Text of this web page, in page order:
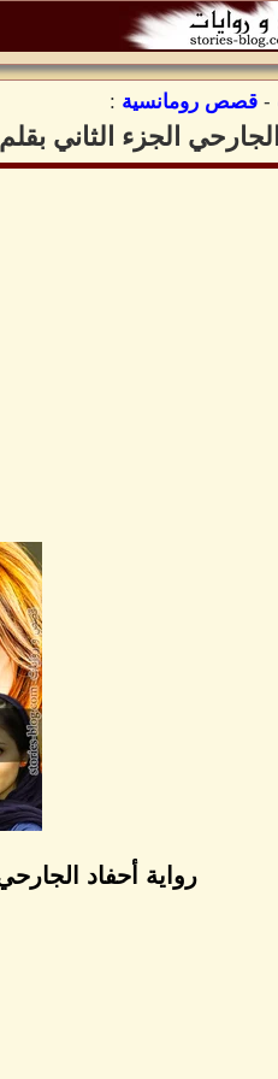
- قصص رومانسية :
الجارحي الجزء الثاني
رواية أحفاد